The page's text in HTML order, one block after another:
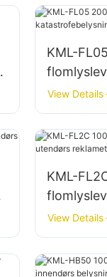
KML-
View Details
KML-
View Details